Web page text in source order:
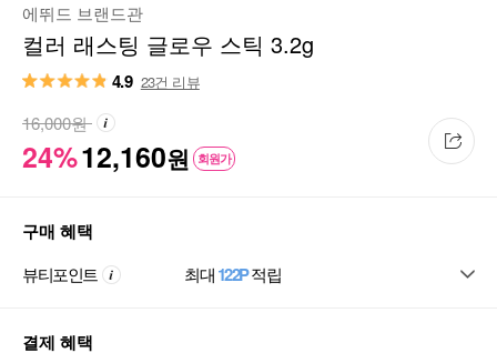
에뛰드 브랜드관
컬러 래스팅 글로우 스틱 3.2g
4.9 23건 리뷰
24%12,160원 회원가
16,000원
구매 혜택
뷰티포인트 최대122P적립
결제 혜택